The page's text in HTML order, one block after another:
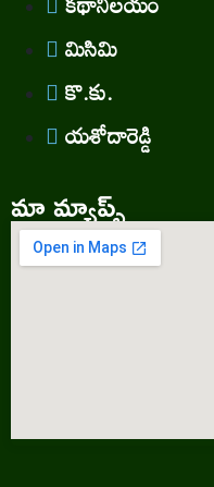
మిసిమి
కొ.కు.
యశోదారెడ్డి
మా మ్యాప్స్